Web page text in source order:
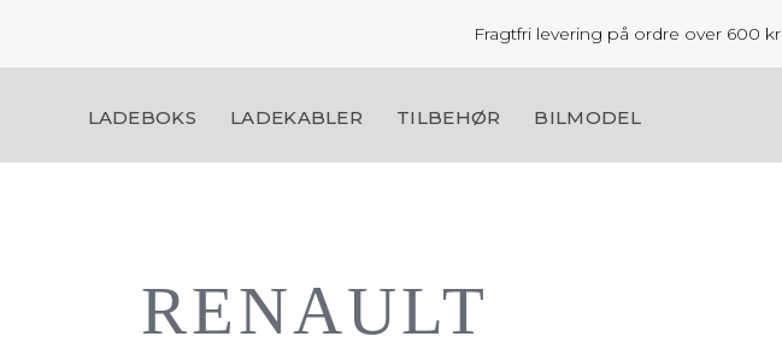
Fragtfri levering på ordre over 600 kr
LADEBOKS LADEKABLER TILBEHØR BILMODEL
RENAULT